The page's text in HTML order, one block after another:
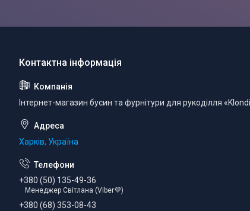
Інтернет-магазин бусин та фурнітури для рукоділля
Харків, Україна
+380 (50) 135-49-36
Менеджер Світлана (Viber💜)
+380 (68) 353-08-43